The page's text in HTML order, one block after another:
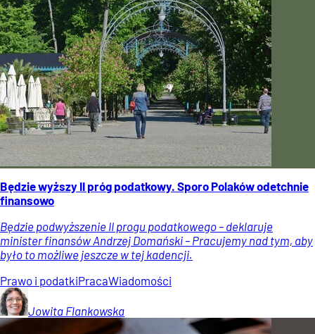
Będzie wyższy II próg podatkowy. Sporo Polaków odetchnie
finansowo
Będzie podwyższenie II progu podatkowego – deklaruje
minister finansów Andrzej Domański – Pracujemy nad tym, aby
było to możliwe jeszcze w tej kadencji.
Prawo i podatkiPracaWiadomości
Jowita Flankowska